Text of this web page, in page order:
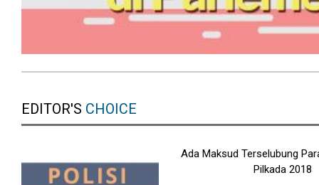
EDITOR'S CHOICE
Ada Maksud Terselubung
Pilkada 2018